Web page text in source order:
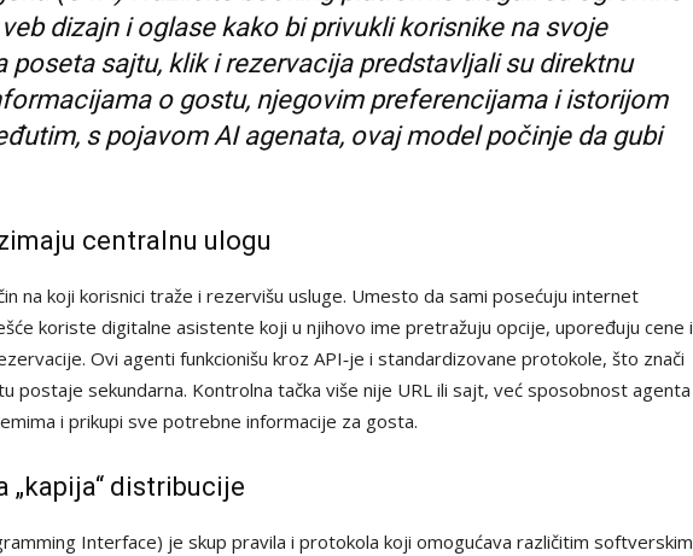
veb dizajn i oglase kako bi privukli korisnike na svoje
poseta sajtu, klik i rezervacija predstavljali su direktnu
o gostu, njegovim preferencijama i istorijom
s pojavom AI agenata, ovaj model počinje da gubi
centralnu ulogu
na koji korisnici traže i rezervišu usluge. Umesto da sami posećuju internet
koriste digitalne asistente koji u njihovo ime pretražuju opcije, upoređuju cene i
Ovi agenti funkcionišu kroz API‑je i standardizovane protokole, što znači
postaje sekundarna. Kontrolna tačka više nije URL ili sajt, već sposobnost agenta
i prikupi sve potrebne informacije za gosta.
„kapija“ distribucije
Interface) je skup pravila i protokola koji omogućava različitim softverskim